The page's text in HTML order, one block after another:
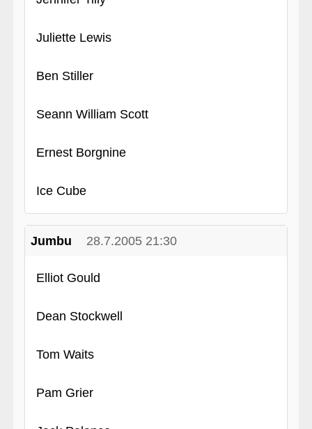
Juliette Lewis
Ben Stiller
Seann William Scott
Ernest Borgnine
Ice Cube
Jumbu 28.7.2005 21:30
Elliot Gould
Dean Stockwell
Tom Waits
Pam Grier